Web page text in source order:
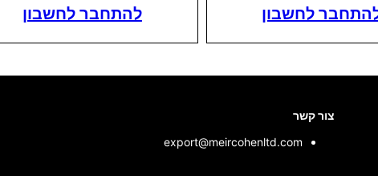
לחשבון
להתחבר לחשבון
צור קשר
export@meircohenltd.com